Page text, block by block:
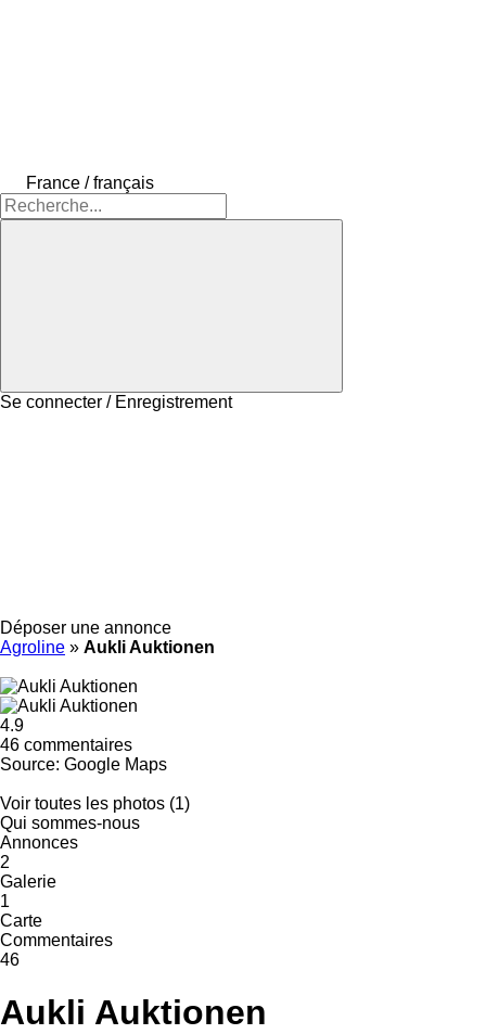
France / français
Se connecter / Enregistrement
Déposer une annonce
Agroline » Aukli Auktionen
4.9
46 commentaires
Source: Google Maps
Voir toutes les photos (1)
Qui sommes-nous
Annonces
2
Galerie
1
Carte
Commentaires
46
Aukli Auktionen